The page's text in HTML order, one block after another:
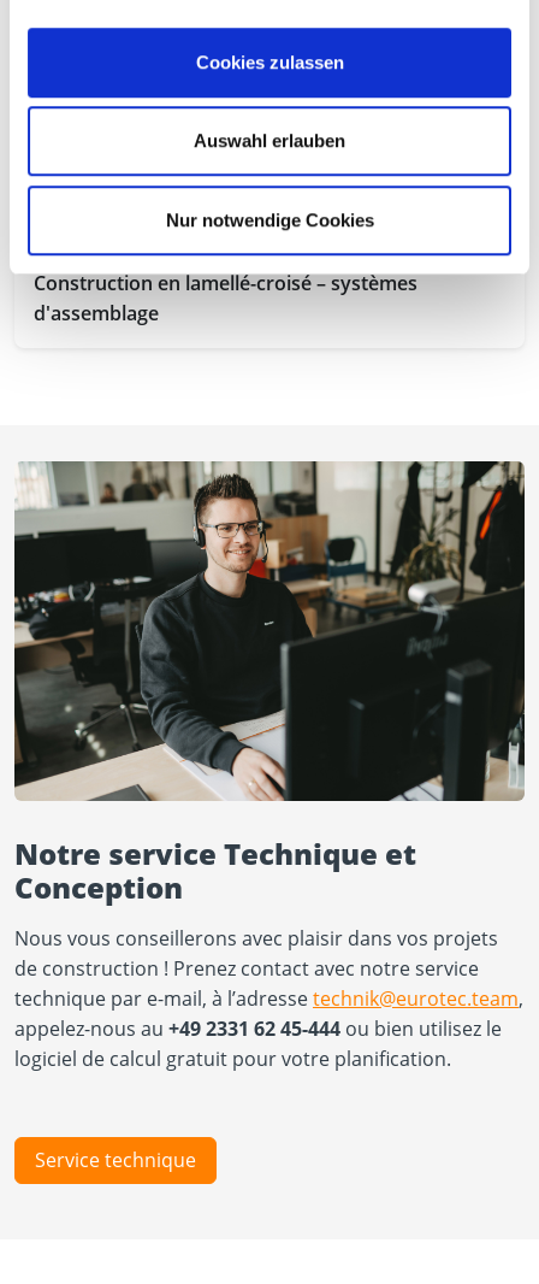
Cookies zulassen
Auswahl erlauben
Nur notwendige Cookies
Construction en lamellé-croisé – systèmes
d'assemblage
Notre service Technique et
Conception
Nous vous conseillerons avec plaisir dans vos projets
de construction ! Prenez contact avec notre service
technique par e-mail, à l’adressetechnik@eurotec.team,
appelez-nous au +49 2331 62 45-444 ou bien utilisez le
logiciel de calcul gratuit pour votre planification.
Service technique